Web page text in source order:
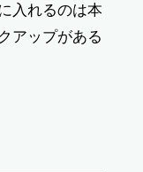
入れるのは本
アップがある